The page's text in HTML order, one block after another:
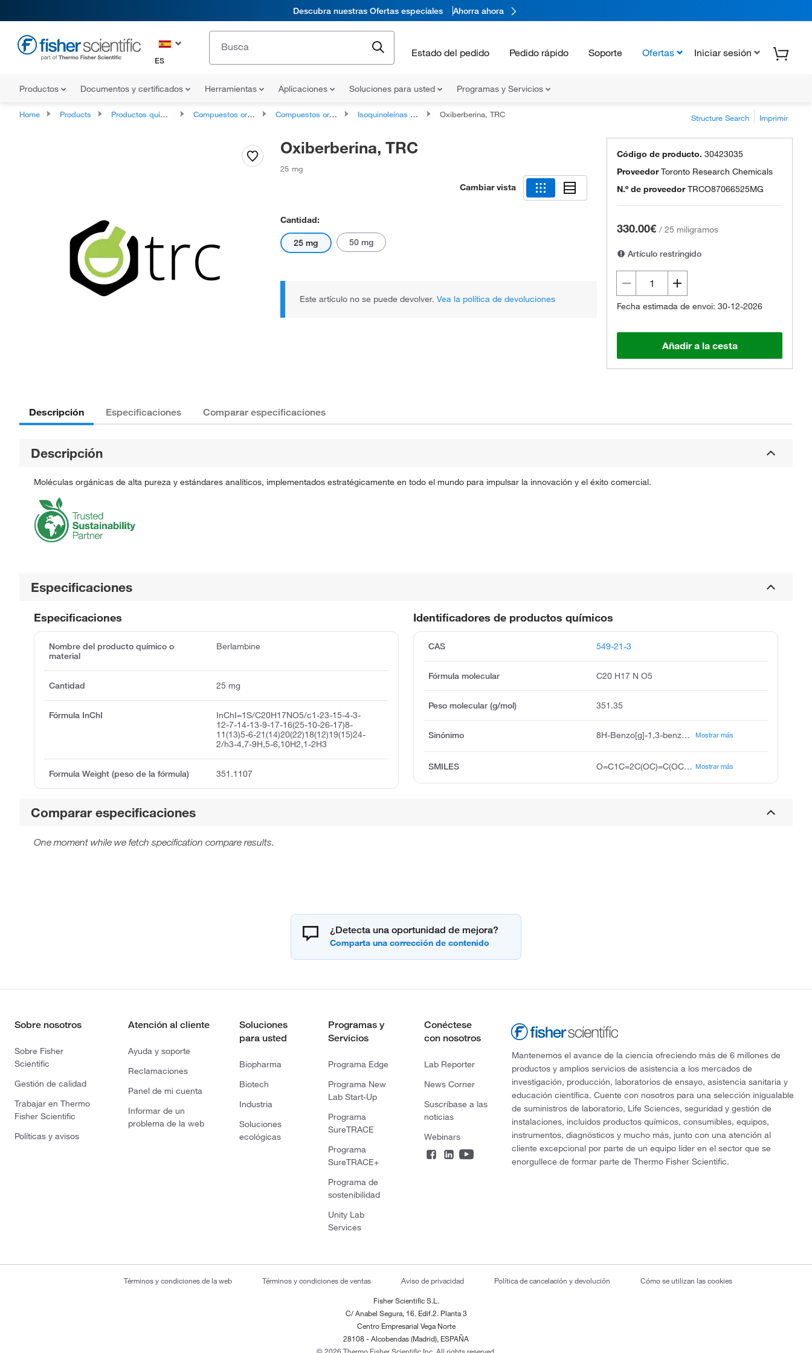
Descubra nuestras Ofertas especiales Ahorra ahora
ES
Estado del pedido Pedido rápido Soporte Ofertas Iniciar sesión
Productos Documentos y certificados Herramientas Aplicaciones Soluciones para usted Programas y Servicios
Home Products Productos químicos Compuestos orgánicos Compuestos organoheterocíclicos Isoquinoleínas y derivados Oxiberberina, TRC Structure Search Imprimir
Oxiberberina, TRC
25 mg
Cambiar vista
Cantidad:
25 mg 50 mg
Este artículo no se puede devolver. Vea la política de devoluciones
Código de producto. 30423035
ProveedorToronto Research Chemicals
N.º de proveedor TRCO87066525MG
330.00€ / 25 miligramos
Artículo restringido
Fecha estimada de envoi: 30-12-2026
Añadir a la cesta
Descripción Especificaciones Comparar especificaciones
Descripción
Moléculas orgánicas de alta pureza y estándares analíticos, implementados estratégicamente en todo el mundo para impulsar la innovación y el éxito comercial.
Especificaciones
Identificadores de productos químicos
CAS 549-21-3
Fórmula molecular C20 H17 N O5
Peso molecular (g/mol) 351.35
Sinónimo 8H-Benzo[g]-1,3-benzodioxolo[5,6-a]quinolizin-8-one, 5,6-dihydro-9,10-dimethoxy-, Berbin-8-one, 13,13a-didehydro-9,10-dimethoxy-2,3-(methylenedioxy)- (8CI), Oxyberberine (6CI), 8-Oxoberberine, 8-Oxyberberine, Berberin-8-one, Berlambine, JKL 1073A, NSC 93138 Mostrar más
SMILES O=C1C=2C(OC)=C(OC)C=CC2C=C3C4=CC=5OCOC5C=C4CCN13 Mostrar más
Especificaciones
Nombre del producto químico o
material
Berlambine
Cantidad 25 mg
Fórmula InChI
InChI=1S/C20H17NO5/c1-23-15-4-3-
12-7-14-13-9-17-16(25-10-26-17)8-
11(13)5-6-21(14)20(22)18(12)19(15)24-
2/h3-4,7-9H,5-6,10H2,1-2H3
Formula Weight (peso de la fórmula) 351.1107
Comparar especificaciones
One moment while we fetch specification compare results.
¿Detecta una oportunidad de mejora?
Sobre nosotros
Sobre Fisher
Scientific
Gestión de calidad
Trabajar en Thermo
Fisher Scientific
Políticas y avisos
Atención al cliente
Ayuda y soporte
Reclamaciones
Panel de mi cuenta
Informar de un
problema de la web
Soluciones
para usted
Biopharma
Biotech
Industria
Soluciones
ecológicas
Programas y
Servicios
Programa Edge
Programa New
Lab Start-Up
Programa
SureTRACE
Programa
SureTRACE+
Programa de
sostenibilidad
Unity Lab
Services
Conéctese
con nosotros
Lab Reporter
News Corner
Suscríbase a las
noticias
Webinars
Mantenemos el avance de la ciencia ofreciendo más de 6 millones de
productos y amplios servicios de asistencia a los mercados de
investigación, producción, laboratorios de ensayo, asistencia sanitaria y
educación científica. Cuente con nosotros para una selección inigualable
de suministros de laboratorio, Life Sciences, seguridad y gestión de
instalaciones, incluidos productos químicos, consumibles, equipos,
instrumentos, diagnósticos y mucho más, junto con una atención al
cliente excepcional por parte de un equipo líder en el sector que se
enorgullece de formar parte de Thermo Fisher Scientific.
Términos y condiciones de la web Términos y condiciones de ventas Aviso de privacidad Política de cancelación y devolución Cómo se utilizan las cookies
Fisher Scientific S.L.
C/ Anabel Segura, 16. Edif.2. Planta 3
Centro Empresarial Vega Norte
28108 - Alcobendas (Madrid), ESPAÑA